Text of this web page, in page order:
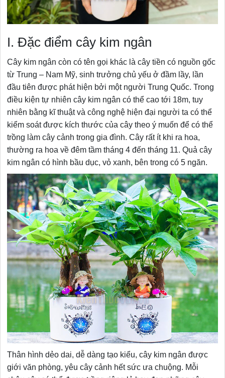
I. Đặc điểm cây kim ngân
Cây kim ngân còn có tên gọi khác là cây tiền có nguồn gốc
từ Trung – Nam Mỹ, sinh trưởng chủ yếu ở đầm lầy, lần
đầu tiên được phát hiện bởi một người Trung Quốc. Trong
điều kiện tự nhiên cây kim ngân có thể cao tới 18m, tuy
nhiên bằng kĩ thuật và công nghệ hiện đại người ta có thể
kiểm soát được kích thước của cây theo ý muốn để có thể
trồng làm cây cảnh trong gia đình. Cây rất ít khi ra hoa,
thường ra hoa về đêm tầm tháng 4 đến tháng 11. Quả cây
kim ngân có hình bầu dục, vỏ xanh, bên trong có 5 ngăn.
Thân hình dẻo dai, dễ dàng tạo kiểu, cây kim ngân được
giới văn phòng, yêu cây cảnh hết sức ưa chuộng. Mỗi